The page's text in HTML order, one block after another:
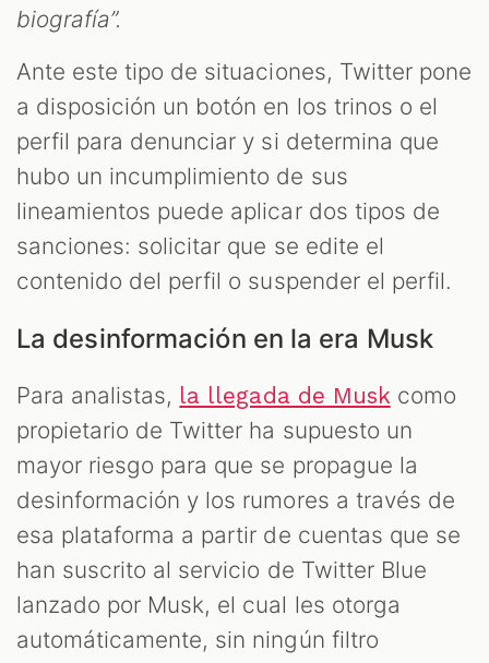
biografía”.
Ante este tipo de situaciones, Twitter pone
a disposición un botón en los trinos o el
perfil para denunciar y si determina que
hubo un incumplimiento de sus
lineamientos puede aplicar dos tipos de
sanciones: solicitar que se edite el
contenido del perfil o suspender el perfil.
La desinformación en la era Musk
Para analistas, la llegada de Muskcomo
propietario de Twitter ha supuesto un
mayor riesgo para que se propague la
desinformación y los rumores a través de
esa plataforma a partir de cuentas que se
han suscrito al servicio de Twitter Blue
lanzado por Musk, el cual les otorga
automáticamente, sin ningún filtro